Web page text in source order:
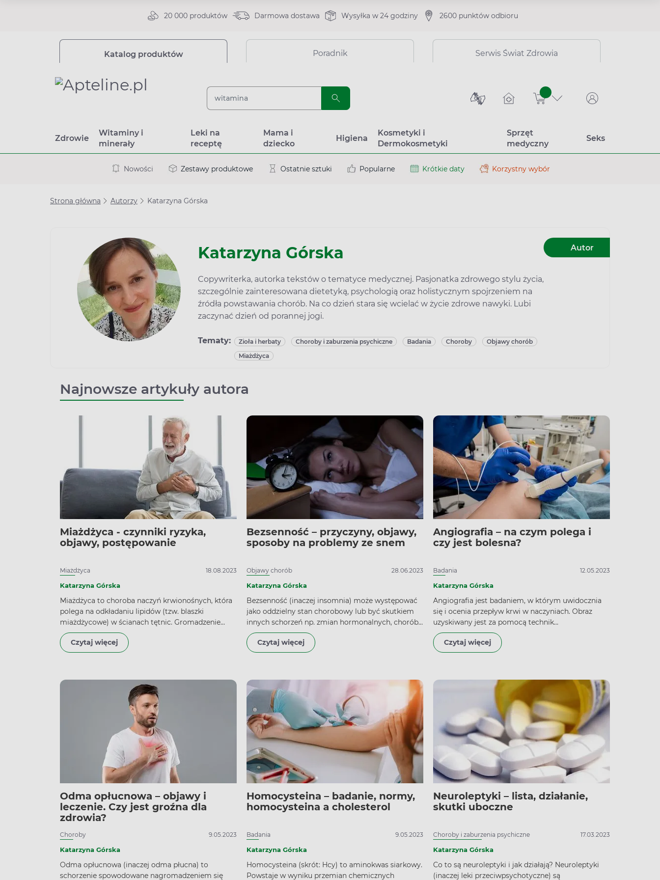
20 000 produktów Darmowa dostawa Wysyłka w 24 godziny 2600 punktów odbioru
Katalog produktów Poradnik Serwis Świat Zdrowia
sztuk
Zdrowie
Witaminy i
minerały
Leki na
receptę
Mama i
dziecko
Higiena
Kosmetyki i
Dermokosmetyki
Sprzęt
medyczny
Seks
Nowości Zestawy produktowe Ostatnie sztuki Popularne Krótkie daty Korzystny wybór
Strona główna Autorzy Katarzyna Górska
Katarzyna Górska
Copywriterka, autorka tekstów o tematyce medycznej. Pasjonatka zdrowego stylu życia,
szczególnie zainteresowana dietetyką, psychologią oraz holistycznym spojrzeniem na
źródła powstawania chorób. Na co dzień stara się wcielać w życie zdrowe nawyki. Lubi
zaczynać dzień od porannej jogi.
Tematy: Zioła i herbaty Choroby i zaburzenia psychiczne Badania Choroby
Objawy chorób
Miażdżyca
Autor
Najnowsze artykuły autora
Miażdżyca - czynniki ryzyka,
objawy, postępowanie
Miażdżyca 18.08.2023
Katarzyna Górska
Miażdżyca to choroba naczyń krwionośnych, która
polega na odkładaniu lipidów (tzw. blaszki
miażdżycowe) w ścianach tętnic. Gromadzenie
blaszek miażdżycowych prowadzi do zwężenia
światła naczyń, a w konsekwencji może utrudniać
zaopatrywanie najważniejszych organów w krew i
Czytaj więcej
Bezsenność – przyczyny, objawy,
sposoby na problemy ze snem
Objawy chorób 28.06.2023
Katarzyna Górska
Bezsenność (inaczej insomnia) może występować
jako oddzielny stan chorobowy lub być skutkiem
innych schorzeń np. zmian hormonalnych, chorób
tarczycy, depresji. Objawy bezsenności obejmują
brak snu, jego niedostateczną jakość, a także sen
przerywany.
Czytaj więcej
Angiografia – na czym polega i
czy jest bolesna?
Badania 12.05.2023
Katarzyna Górska
Angiografia jest badaniem, w którym uwidocznia
się i ocenia przepływ krwi w naczyniach. Obraz
uzyskiwany jest za pomocą technik
promieniowania rentgenowskiego. Ważnym
elementem angiografii jest podanie środka
kontrastowego – wypełnia on naczynia krwionośne,
Możliwa jest diagnostyka poszczególnych części
organizmu, np. głowy, serca, oka (angiografia
badania, sprawdź czy angiografia jest bolesna oraz
jak się do niej przygotować.
Czytaj więcej
Odma opłucnowa – objawy i
leczenie. Czy jest groźna dla
zdrowia?
Choroby 9.05.2023
Katarzyna Górska
Odma opłucnowa (inaczej odma płucna) to
schorzenie spowodowane nagromadzeniem się
Homocysteina – badanie, normy,
homocysteina a cholesterol
Badania 9.05.2023
Katarzyna Górska
Homocysteina (skrót: Hcy) to aminokwas siarkowy.
Powstaje w wyniku przemian chemicznych
Neuroleptyki – lista, działanie,
skutki uboczne
Choroby i zaburzenia psychiczne 17.03.2023
Katarzyna Górska
Co to są neuroleptyki i jak działają? Neuroleptyki
(inaczej leki przeciwpsychotyczne) są